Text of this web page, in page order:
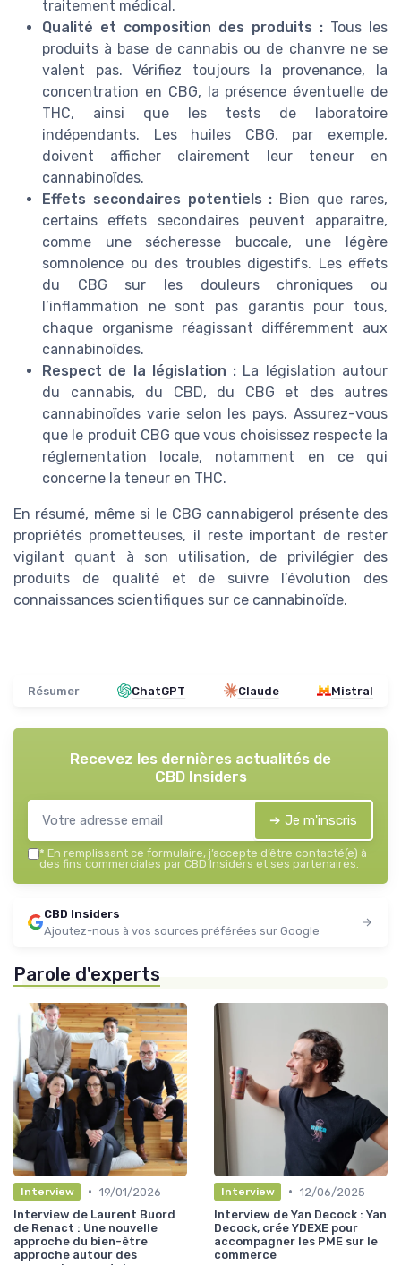
traitement médical.
Qualité et composition des produits : Tous les
produits à base de cannabis ou de chanvre ne se
valent pas. Vérifiez toujours la provenance, la
concentration en CBG, la présence éventuelle de
THC, ainsi que les tests de laboratoire
indépendants. Les huiles CBG, par exemple,
doivent afficher clairement leur teneur en
cannabinoïdes.
Effets secondaires potentiels : Bien que rares,
certains effets secondaires peuvent apparaître,
comme une sécheresse buccale, une légère
somnolence ou des troubles digestifs. Les effets
du CBG sur les douleurs chroniques ou
l’inflammation ne sont pas garantis pour tous,
chaque organisme réagissant différemment aux
cannabinoïdes.
Respect de la législation : La législation autour
du cannabis, du CBD, du CBG et des autres
cannabinoïdes varie selon les pays. Assurez-vous
que le produit CBG que vous choisissez respecte la
réglementation locale, notamment en ce qui
concerne la teneur en THC.
En résumé, même si le CBG cannabigerol présente des
propriétés prometteuses, il reste important de rester
vigilant quant à son utilisation, de privilégier des
produits de qualité et de suivre l’évolution des
connaissances scientifiques sur ce cannabinoïde.
Résumer ChatGPT Claude Mistral
Recevez les dernières actualités de
CBD Insiders
➔ Je m'inscris
* En remplissant ce formulaire, j’accepte d’être contacté(e) à
des fins commerciales par CBD Insiders et ses partenaires.
CBD Insiders
Ajoutez-nous à vos sources préférées sur Google
Parole d'experts
Interview • 19/01/2026
Interview de Laurent Buord
de Renact : Une nouvelle
approche du bien-être
approche autour des
Interview • 12/06/2025
Interview de Yan Decock : Yan
Decock, crée YDEXE pour
accompagner les PME sur le
commerce